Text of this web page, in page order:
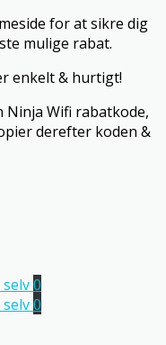
for at sikre dig
mulige rabat.
enkelt & hurtigt!
Ninja Wifi rabatkode,
derefter koden &
0
0